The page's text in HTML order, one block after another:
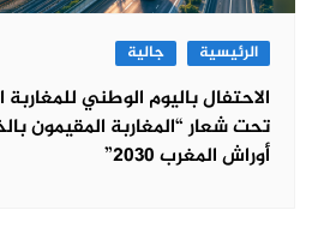
الرئيسية جالية
الاحتفال باليوم الوطني للمغاربة
تحت شعار “المغاربة المقيمون
أوراش المغرب 2030”